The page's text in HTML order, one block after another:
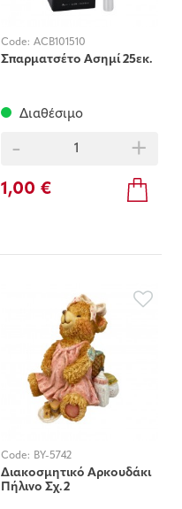
Code: ACB101510
Σπαρματσέτο Ασημί 25εκ.
Διαθέσιμο
- +
1,00 €
Code: BY-5742
Διακοσμητικό Αρκουδάκι
Πήλινο Σχ.2